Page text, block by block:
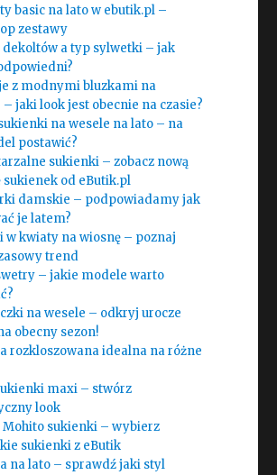
basic na lato w ebutik.pl –
zestawy
dekoltów a typ sylwetki – jak
z modnymi bluzkami na
jaki look jest obecnie na czasie?
na wesele na lato – na
postawić?
sukienki – zobacz nową
sukienek od eButik.pl
damskie – podpowiadamy jak
je latem?
w kwiaty na wiosnę – poznaj
trend
– jakie modele warto
na wesele – odkryj urocze
obecny sezon!
rozkloszowana idealna na różne
maxi – stwórz
look
Mohito sukienki – wybierz
sukienki z eButik
na lato – sprawdź jaki styl